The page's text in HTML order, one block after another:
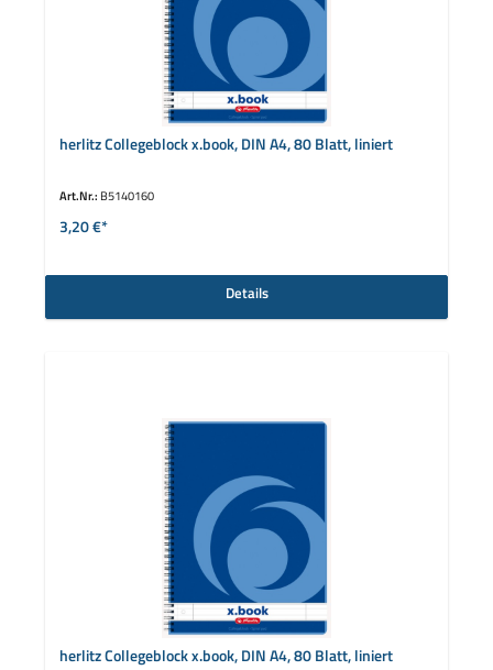
herlitz Collegeblock x.book, DIN A4, 80 Blatt, liniert
Art.Nr.: B5140160
3,20 €*
Details
herlitz Collegeblock x.book, DIN A4, 80 Blatt, liniert